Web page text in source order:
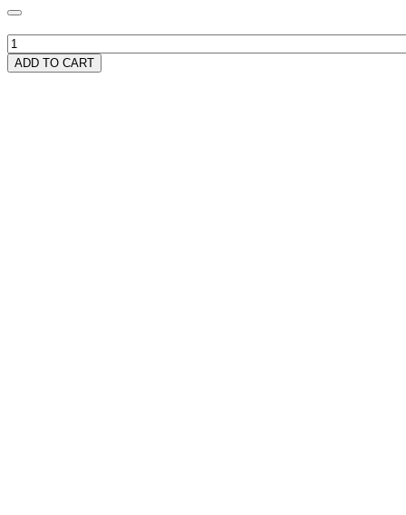
ADD TO CART